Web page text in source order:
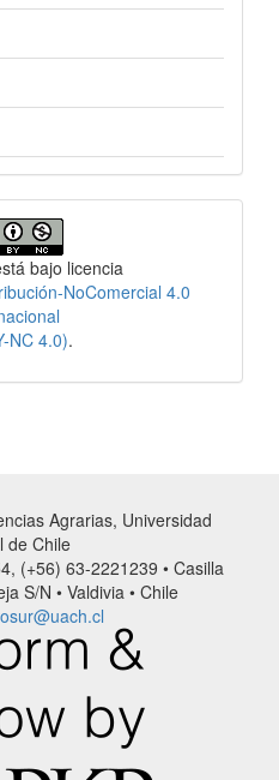
bajo licencia
NoComercial 4.0
NC 4.0).
Agrarias, Universidad
de Chile
(+56) 63-2221239 • Casilla
S/N • Valdivia • Chile